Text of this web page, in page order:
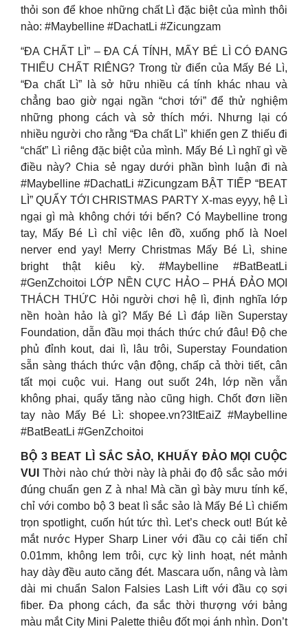
thỏi son để khoe những chất Lì đặc biệt của mình thôi
nào: #Maybelline #DachatLi #Zicungzam
“ĐA CHẤT LÌ” – ĐA CÁ TÍNH, MẤY BÉ LÌ CÓ ĐANG
THIẾU CHẤT RIÊNG? Trong từ điển của Mấy Bé Lì,
“Đa chất Lì” là sở hữu nhiều cá tính khác nhau và
chẳng bao giờ ngại ngần “chơi tới” để thử nghiệm
những phong cách và sở thích mới. Nhưng lại có
nhiều người cho rằng “Đa chất Lì” khiến gen Z thiếu đi
“chất” Lì riêng đặc biệt của mình. Mấy Bé Lì nghĩ gì về
điều này? Chia sẻ ngay dưới phần bình luận đi nà
#Maybelline #DachatLi #Zicungzam BẬT TIẾP “BEAT
LÌ” QUẨY TỚI CHRISTMAS PARTY X-mas eyyy, hệ Lì
ngại gì mà không chới tới bến? Có Maybelline trong
tay, Mấy Bé Lì chỉ việc lên đồ, xuống phố là Noel
nerver end yay! Merry Christmas Mấy Bé Lì, shine
bright thật kiêu kỳ. #Maybelline #BatBeatLi
#GenZchoitoi LỚP NỀN CỰC HẢO – PHÁ ĐẢO MỌI
THÁCH THỨC Hỏi người chơi hệ lì, định nghĩa lớp
nền hoàn hảo là gì? Mấy Bé Lì đáp liền Superstay
Foundation, dẫn đầu mọi thách thức chứ đâu! Độ che
phủ đỉnh kout, dai lì, lâu trôi, Superstay Foundation
sẵn sàng thách thức vận động, chấp cả thời tiết, cân
tất mọi cuộc vui. Hang out suốt 24h, lớp nền vẫn
không phai, quẩy tăng nào cũng high. Chốt đơn liền
tay nào Mấy Bé Lì: shopee.vn?3ItEaiZ #Maybelline
#BatBeatLi #GenZchoitoi
BỘ 3 BEAT LÌ SẮC SẢO, KHUẤY ĐẢO MỌI CUỘC
VUI Thời nào chứ thời này là phải đọ độ sắc sảo mới
đúng chuẩn gen Z à nha! Mà cần gì bày mưu tính kế,
chỉ với combo bộ 3 beat lì sắc sảo là Mấy Bé Lì chiếm
trọn spotlight, cuốn hút tức thì. Let’s check out! Bút kẻ
mắt nước Hyper Sharp Liner với đầu cọ cải tiến chỉ
0.01mm, không lem trôi, cực kỳ linh hoạt, nét mảnh
hay dày đều auto căng đét. Mascara uốn, nâng và làm
dài mi chuẩn Salon Falsies Lash Lift với đầu cọ sợi
fiber. Đa phong cách, đa sắc thời thượng với bảng
màu mắt City Mini Palette thiêu đốt mọi ánh nhìn. Don’t